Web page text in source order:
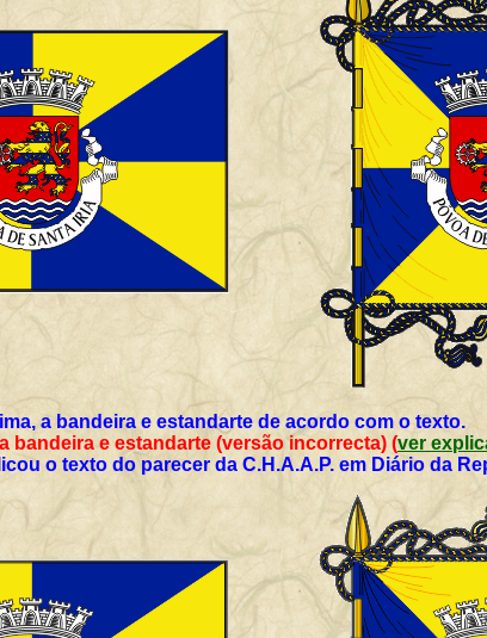
Acima, a bandeira e estandarte de acordo com o texto.
a bandeira e estandarte (versão incorrecta) (
ver
o texto do parecer da C.H.A.A.P. em Diário da